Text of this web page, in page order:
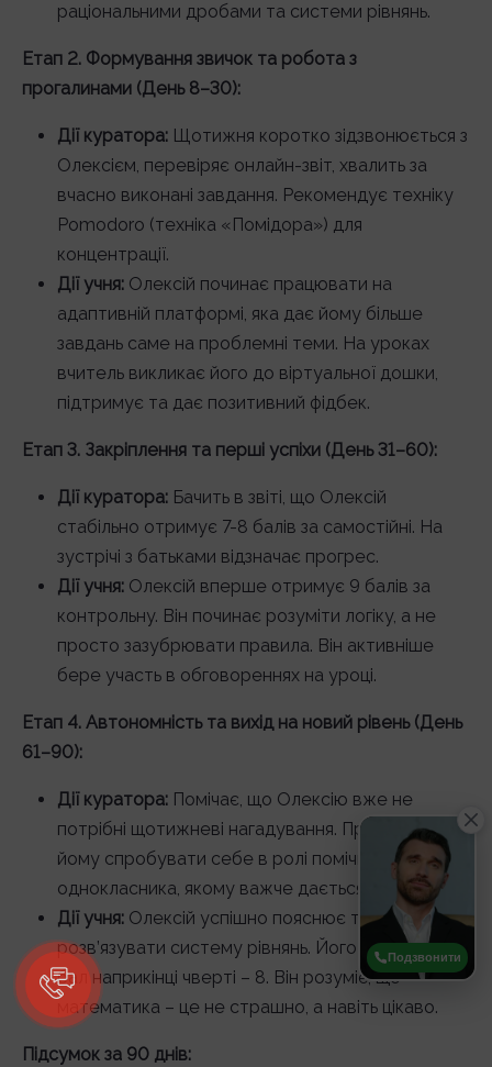
раціональними дробами та системи рівнянь.
Етап 2. Формування звичок та робота з
прогалинами (День 8–30):
Дії куратора: Щотижня коротко зідзвонюється з
Олексієм, перевіряє онлайн-звіт, хвалить за
вчасно виконані завдання. Рекомендує техніку
Pomodoro (техніка «Помідора») для
концентрації.
Дії учня: Олексій починає працювати на
адаптивній платформі, яка дає йому більше
завдань саме на проблемні теми. На уроках
вчитель викликає його до віртуальної дошки,
підтримує та дає позитивний фідбек.
Етап 3. Закріплення та перші успіхи (День 31–60):
Дії куратора: Бачить в звіті, що Олексій
стабільно отримує 7-8 балів за самостійні. На
зустрічі з батьками відзначає прогрес.
Дії учня: Олексій вперше отримує 9 балів за
контрольну. Він починає розуміти логіку, а не
просто зазубрювати правила. Він активніше
бере участь в обговореннях на уроці.
Етап 4. Автономність та вихід на новий рівень (День
61–90):
Дії куратора: Помічає, що Олексію вже не
потрібні щотижневі нагадування. Пропонує
йому спробувати себе в ролі помічника для
однокласника, якому важче дається тема.
Дії учня: Олексій успішно пояснює товаришу, як
розв’язувати систему рівнянь. Його середній
бал наприкінці чверті – 8. Він розуміє, що
математика – це не страшно, а навіть цікаво.
Підсумок за 90 днів:
Подзвонити